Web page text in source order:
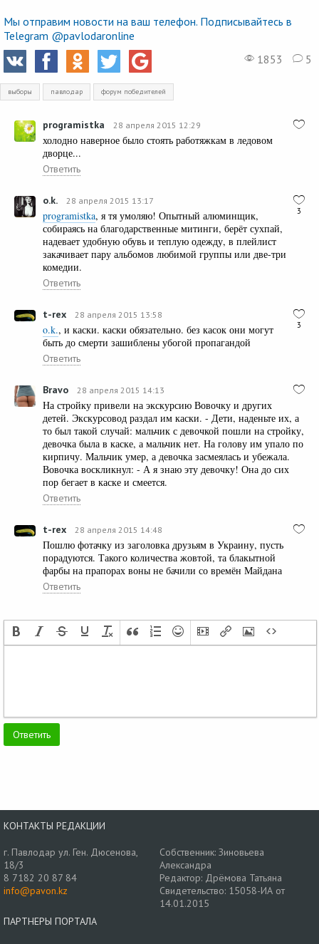
Мы отправим новости на ваш телефон. Подписывайтесь в
Telegram @pavlodaronline
1853
5
выборы павлодар форум победителей
programistka 28 апреля 2015 12:29
холодно наверное было стоять работяжкам в ледовом
дворце...
Ответить
3
o.k. 28 апреля 2015 13:17
programistka, я тя умоляю! Опытный алюминщик,
собираясь на благодарственные митинги, берёт сухпай,
надевает удобную обувь и теплую одежду, в плейлист
закачивает пару альбомов любимой группы или две-три
комедии.
Ответить
3
t-rex 28 апреля 2015 13:58
o.k., и каски. каски обязательно. без касок они могут
быть до смерти зашиблены убогой пропагандой
Ответить
Bravo 28 апреля 2015 14:13
На стройку привели на экскурсию Вовочку и других
детей. Экскурсовод раздал им каски. - Дети, наденьте их, а
то был такой случай: мальчик с девочкой пошли на стройку,
девочка была в каске, а мальчик нет. На голову им упало по
кирпичу. Мальчик умер, а девочка засмеялась и убежала.
Вовочка воскликнул: - А я знаю эту девочку! Она до сих
пор бегает в каске и смеется.
Ответить
t-rex 28 апреля 2015 14:48
Пошлю фотачку из заголовка друзьям в Украину, пусть
порадуются. Такого количества жовтой, та блакытной
фарбы на прапорах воны не бачили со времён Майдана
Ответить
КОНТАКТЫ РЕДАКЦИИ
г. Павлодар ул. Ген. Дюсенова,
18/3
8 7182 20 87 84
info@pavon.kz
Собственник: Зиновьева
Александра
Редактор: Дрёмова Татьяна
Свидетельство: 15058-ИА от
14.01.2015
ПАРТНЕРЫ ПОРТАЛА